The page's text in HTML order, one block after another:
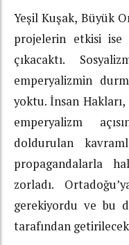
Yeşil Kuşak, Büyük
projelerin etkisi ise
çıkacaktı.
emperyalizmin
yoktu. İnsan
emperyalizm
doldurulan
propagandalarla
zorladı.
gerekiyordu ve bu
tarafından